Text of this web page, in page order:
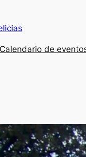
Calendario de